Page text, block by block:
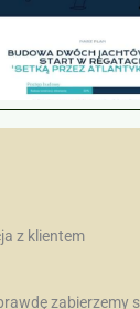
z klientem
zabierzemy